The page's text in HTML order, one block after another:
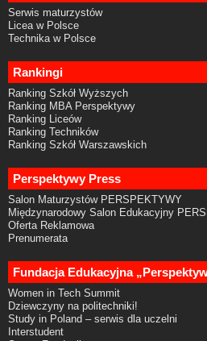
Serwis maturzystów
Licea w Polsce
Technika w Polsce
Rankingi
Ranking Szkół Wyższych
Ranking MBA Perspektywy
Ranking Liceów
Ranking Techników
Ranking Szkół Warszawskich
Perspektywy Press
Salon Maturzystów PERSPEKTYWY
Międzynarodowy Salon Edukacyjny
Oferta Reklamowa
Prenumerata
Fundacja Edukacyjna
Women in Tech Summit
Dziewczyny na politechniki!
Study in Poland – serwis dla uczelni
Interstudent